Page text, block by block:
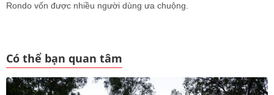
Rondo vốn được nhiều người dùng ưa chuộng.
Có thể bạn quan tâm